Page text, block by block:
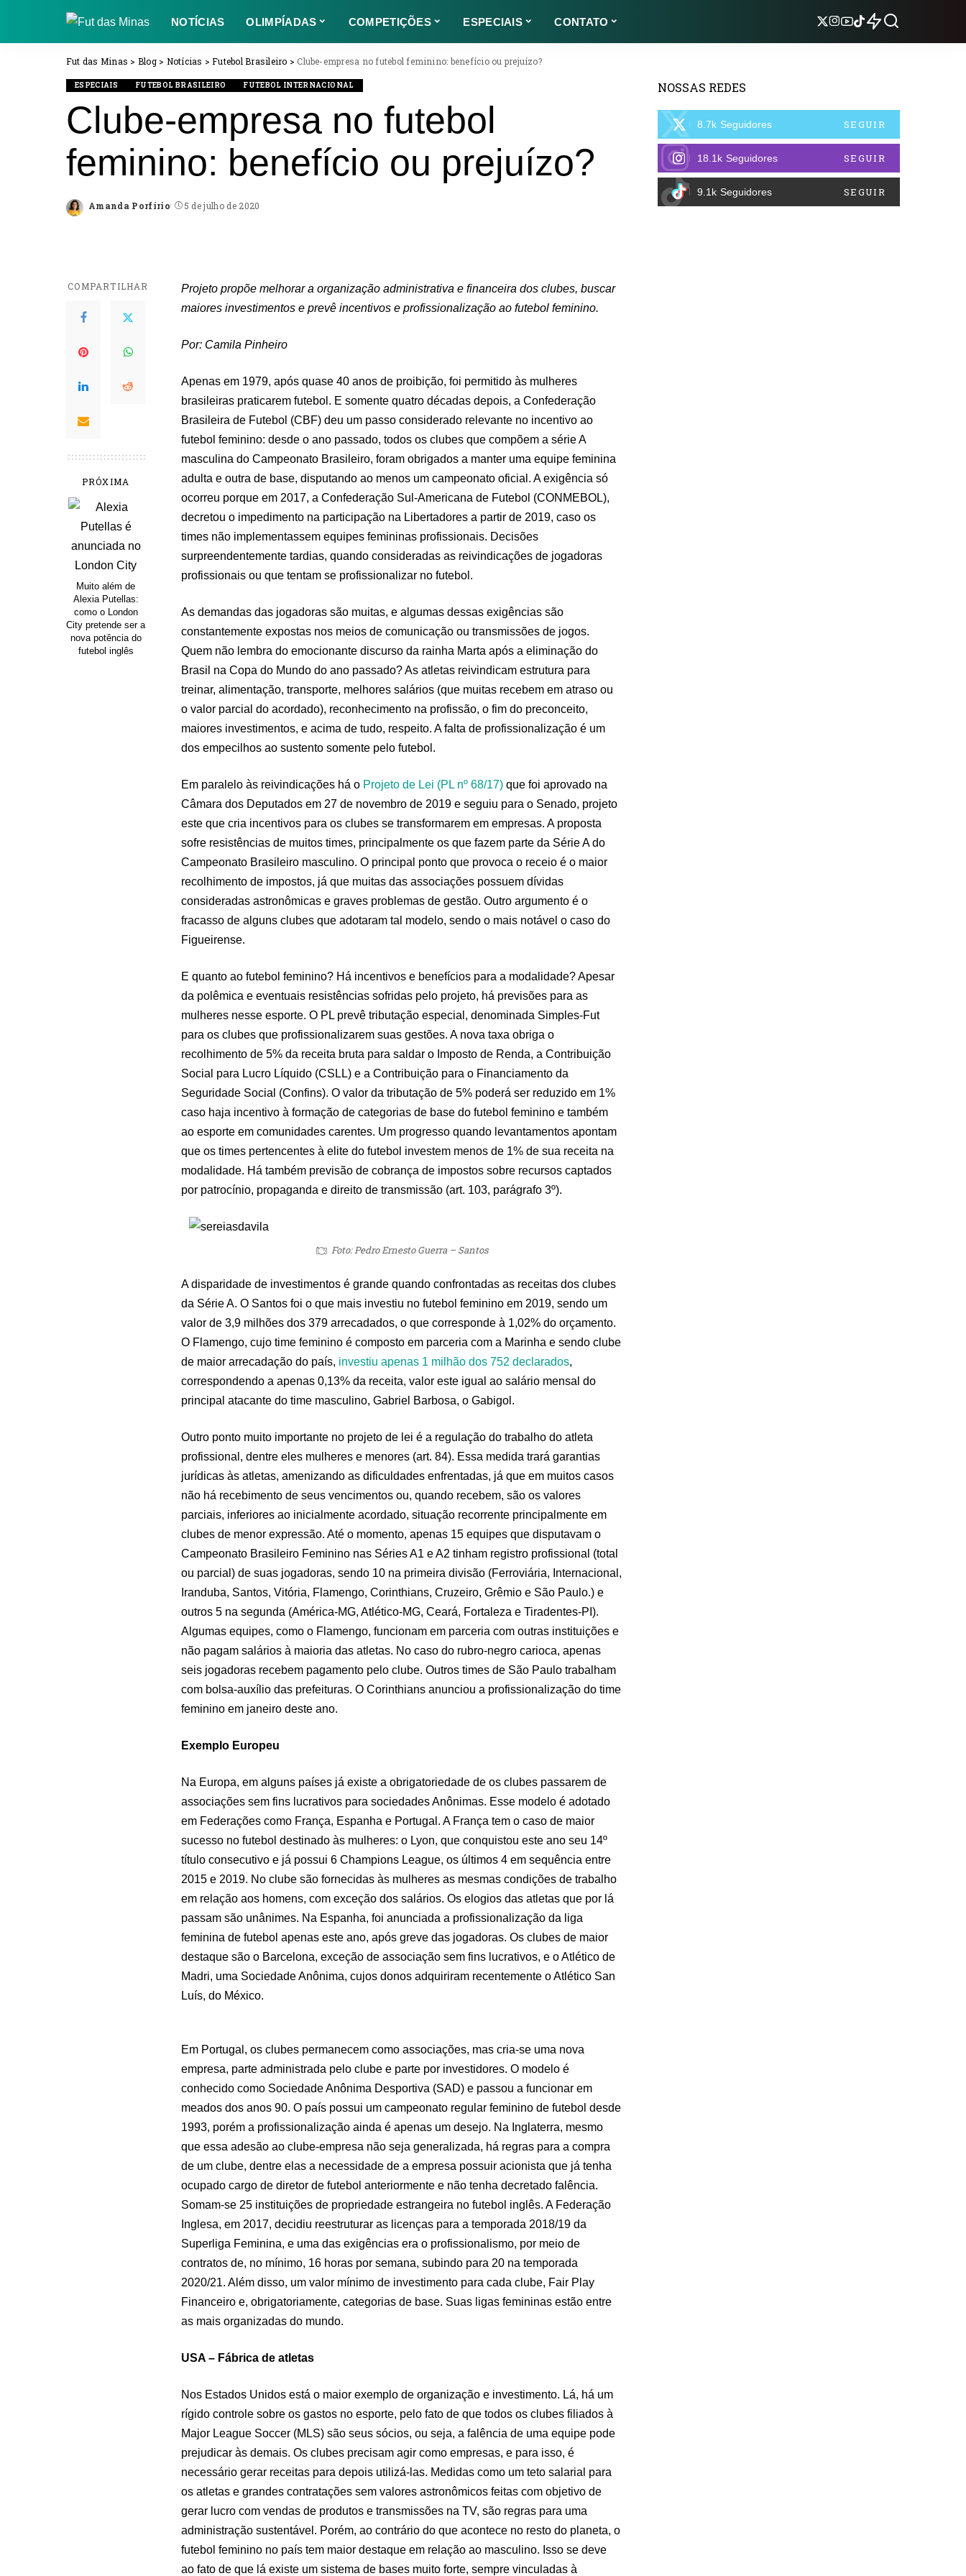
NOTÍCIAS OLIMPÍADAS COMPETIÇÕES ESPECIAIS CONTATO
Fut das Minas > Blog> Notícias >Futebol Brasileiro >Clube-empresa no futebol feminino: benefício ou prejuízo?
ESPECIAIS FUTEBOL BRASILEIRO FUTEBOL INTERNACIONAL
Clube-empresa no futebol
feminino: benefício ou prejuízo?
Posted
Amanda Porfírio 5 de julho de 2020
COMPARTILHAR
PRÓXIMA
Muito além de
Alexia Putellas:
como o London
City pretende ser a
nova potência do
futebol inglês
Projeto propõe melhorar a organização administrativa e financeira dos clubes, buscar
maiores investimentos e prevê incentivos e profissionalização ao futebol feminino.
Por: Camila Pinheiro
Apenas em 1979, após quase 40 anos de proibição, foi permitido às mulheres
brasileiras praticarem futebol. E somente quatro décadas depois, a Confederação
Brasileira de Futebol (CBF) deu um passo considerado relevante no incentivo ao
futebol feminino: desde o ano passado, todos os clubes que compõem a série A
masculina do Campeonato Brasileiro, foram obrigados a manter uma equipe feminina
adulta e outra de base, disputando ao menos um campeonato oficial. A exigência só
ocorreu porque em 2017, a Confederação Sul-Americana de Futebol (CONMEBOL),
decretou o impedimento na participação na Libertadores a partir de 2019, caso os
times não implementassem equipes femininas profissionais. Decisões
surpreendentemente tardias, quando consideradas as reivindicações de jogadoras
profissionais ou que tentam se profissionalizar no futebol.
As demandas das jogadoras são muitas, e algumas dessas exigências são
constantemente expostas nos meios de comunicação ou transmissões de jogos.
Quem não lembra do emocionante discurso da rainha Marta após a eliminação do
Brasil na Copa do Mundo do ano passado? As atletas reivindicam estrutura para
treinar, alimentação, transporte, melhores salários (que muitas recebem em atraso ou
o valor parcial do acordado), reconhecimento na profissão, o fim do preconceito,
maiores investimentos, e acima de tudo, respeito. A falta de profissionalização é um
dos empecilhos ao sustento somente pelo futebol.
Em paralelo às reivindicações há o Projeto de Lei (PL nº 68/17) que foi aprovado na
Câmara dos Deputados em 27 de novembro de 2019 e seguiu para o Senado, projeto
este que cria incentivos para os clubes se transformarem em empresas. A proposta
sofre resistências de muitos times, principalmente os que fazem parte da Série A do
Campeonato Brasileiro masculino. O principal ponto que provoca o receio é o maior
recolhimento de impostos, já que muitas das associações possuem dívidas
consideradas astronômicas e graves problemas de gestão. Outro argumento é o
fracasso de alguns clubes que adotaram tal modelo, sendo o mais notável o caso do
Figueirense.
E quanto ao futebol feminino? Há incentivos e benefícios para a modalidade? Apesar
da polêmica e eventuais resistências sofridas pelo projeto, há previsões para as
mulheres nesse esporte. O PL prevê tributação especial, denominada Simples-Fut
para os clubes que profissionalizarem suas gestões. A nova taxa obriga o
recolhimento de 5% da receita bruta para saldar o Imposto de Renda, a Contribuição
Social para Lucro Líquido (CSLL) e a Contribuição para o Financiamento da
Seguridade Social (Confins). O valor da tributação de 5% poderá ser reduzido em 1%
caso haja incentivo à formação de categorias de base do futebol feminino e também
ao esporte em comunidades carentes. Um progresso quando levantamentos apontam
que os times pertencentes à elite do futebol investem menos de 1% de sua receita na
modalidade. Há também previsão de cobrança de impostos sobre recursos captados
por patrocínio, propaganda e direito de transmissão (art. 103, parágrafo 3º).
Foto: Pedro Ernesto Guerra – Santos
A disparidade de investimentos é grande quando confrontadas as receitas dos clubes
da Série A. O Santos foi o que mais investiu no futebol feminino em 2019, sendo um
valor de 3,9 milhões dos 379 arrecadados, o que corresponde à 1,02% do orçamento.
O Flamengo, cujo time feminino é composto em parceria com a Marinha e sendo clube
de maior arrecadação do país, investiu apenas 1 milhão dos 752 declarados,
correspondendo a apenas 0,13% da receita, valor este igual ao salário mensal do
principal atacante do time masculino, Gabriel Barbosa, o Gabigol.
Outro ponto muito importante no projeto de lei é a regulação do trabalho do atleta
profissional, dentre eles mulheres e menores (art. 84). Essa medida trará garantias
jurídicas às atletas, amenizando as dificuldades enfrentadas, já que em muitos casos
não há recebimento de seus vencimentos ou, quando recebem, são os valores
parciais, inferiores ao inicialmente acordado, situação recorrente principalmente em
clubes de menor expressão. Até o momento, apenas 15 equipes que disputavam o
Campeonato Brasileiro Feminino nas Séries A1 e A2 tinham registro profissional (total
ou parcial) de suas jogadoras, sendo 10 na primeira divisão (Ferroviária, Internacional,
Iranduba, Santos, Vitória, Flamengo, Corinthians, Cruzeiro, Grêmio e São Paulo.) e
outros 5 na segunda (América-MG, Atlético-MG, Ceará, Fortaleza e Tiradentes-PI).
Algumas equipes, como o Flamengo, funcionam em parceria com outras instituições e
não pagam salários à maioria das atletas. No caso do rubro-negro carioca, apenas
seis jogadoras recebem pagamento pelo clube. Outros times de São Paulo trabalham
com bolsa-auxílio das prefeituras. O Corinthians anunciou a profissionalização do time
feminino em janeiro deste ano.
Exemplo Europeu
Na Europa, em alguns países já existe a obrigatoriedade de os clubes passarem de
associações sem fins lucrativos para sociedades Anônimas. Esse modelo é adotado
em Federações como França, Espanha e Portugal. A França tem o caso de maior
sucesso no futebol destinado às mulheres: o Lyon, que conquistou este ano seu 14º
título consecutivo e já possui 6 Champions League, os últimos 4 em sequência entre
2015 e 2019. No clube são fornecidas às mulheres as mesmas condições de trabalho
em relação aos homens, com exceção dos salários. Os elogios das atletas que por lá
passam são unânimes. Na Espanha, foi anunciada a profissionalização da liga
feminina de futebol apenas este ano, após greve das jogadoras. Os clubes de maior
destaque são o Barcelona, exceção de associação sem fins lucrativos, e o Atlético de
Madri, uma Sociedade Anônima, cujos donos adquiriram recentemente o Atlético San
Luís, do México.
Em Portugal, os clubes permanecem como associações, mas cria-se uma nova
empresa, parte administrada pelo clube e parte por investidores. O modelo é
conhecido como Sociedade Anônima Desportiva (SAD) e passou a funcionar em
meados dos anos 90. O país possui um campeonato regular feminino de futebol desde
1993, porém a profissionalização ainda é apenas um desejo. Na Inglaterra, mesmo
que essa adesão ao clube-empresa não seja generalizada, há regras para a compra
de um clube, dentre elas a necessidade de a empresa possuir acionista que já tenha
ocupado cargo de diretor de futebol anteriormente e não tenha decretado falência.
Somam-se 25 instituições de propriedade estrangeira no futebol inglês. A Federação
Inglesa, em 2017, decidiu reestruturar as licenças para a temporada 2018/19 da
Superliga Feminina, e uma das exigências era o profissionalismo, por meio de
contratos de, no mínimo, 16 horas por semana, subindo para 20 na temporada
2020/21. Além disso, um valor mínimo de investimento para cada clube, Fair Play
Financeiro e, obrigatoriamente, categorias de base. Suas ligas femininas estão entre
as mais organizadas do mundo.
USA – Fábrica de atletas
Nos Estados Unidos está o maior exemplo de organização e investimento. Lá, há um
rígido controle sobre os gastos no esporte, pelo fato de que todos os clubes filiados à
Major League Soccer (MLS) são seus sócios, ou seja, a falência de uma equipe pode
prejudicar às demais. Os clubes precisam agir como empresas, e para isso, é
necessário gerar receitas para depois utilizá-las. Medidas como um teto salarial para
os atletas e grandes contratações sem valores astronômicos feitas com objetivo de
gerar lucro com vendas de produtos e transmissões na TV, são regras para uma
administração sustentável. Porém, ao contrário do que acontece no resto do planeta, o
futebol feminino no país tem maior destaque em relação ao masculino. Isso se deve
ao fato de que lá existe um sistema de bases muito forte, sempre vinculadas à
NOSSAS REDES
8.7k Seguidores SEGUIR
18.1k Seguidores SEGUIR
9.1k Seguidores SEGUIR